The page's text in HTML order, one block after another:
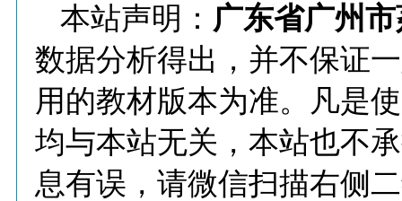
本站声明： 广东省广州
数据分析得出，并不保证
用的教材版本为准。凡是
均与本站无关，本站也不
息有误，请微信扫描右侧